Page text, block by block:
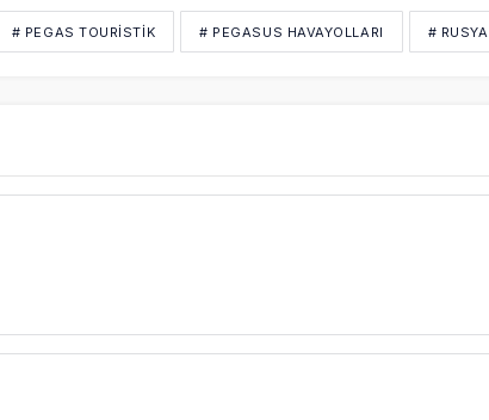
# PEGAS TOURISTIK # PEGASUS HAVAYOLLARI # RUSYA